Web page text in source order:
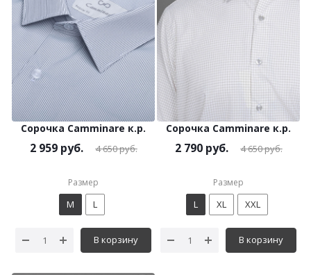
Сорочка Camminare к.р.
2 959руб. 4 650руб.
Размер
M L
В корзину
Сорочка Camminare к.р.
2 790руб. 4 650руб.
Размер
L XL XXL
В корзину